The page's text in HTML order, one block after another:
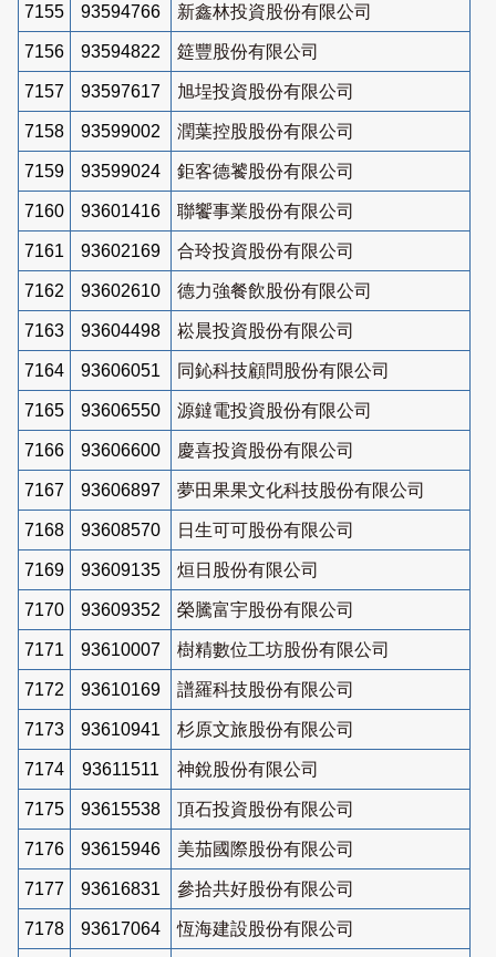
7155 93594766 新鑫林投資股份有限公司
7156 93594822 筵豐股份有限公司
7157 93597617 旭埕投資股份有限公司
7158 93599002 潤葉控股股份有限公司
7159 93599024 鉅客德饕股份有限公司
7160 93601416 聯饗事業股份有限公司
7161 93602169 合玲投資股份有限公司
7162 93602610 德力強餐飲股份有限公司
7163 93604498 崧晨投資股份有限公司
7164 93606051 同鈊科技顧問股份有限公司
7165 93606550 源鐽電投資股份有限公司
7166 93606600 慶喜投資股份有限公司
7167 93606897 夢田果果文化科技股份有限公司
7168 93608570 日生可可股份有限公司
7169 93609135 烜日股份有限公司
7170 93609352 榮騰富宇股份有限公司
7171 93610007 樹精數位工坊股份有限公司
7172 93610169 譜羅科技股份有限公司
7173 93610941 杉原文旅股份有限公司
7174 93611511 神銳股份有限公司
7175 93615538 頂石投資股份有限公司
7176 93615946 美茄國際股份有限公司
7177 93616831 參拾共好股份有限公司
7178 93617064 恆海建設股份有限公司